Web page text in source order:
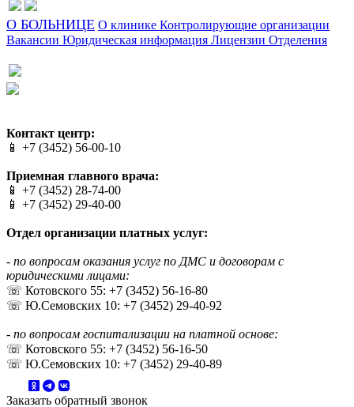
О БОЛЬНИЦЕ О клинике Контролирующие организации
Вакансии Юридическая информация Лицензии Отделения
Контакт центр:
📱 +7 (3452) 56-00-10
Приемная главного врача:
📱 +7 (3452) 28-74-00
📱 +7 (3452) 29-40-00
Отдел организации платных услуг:
- по вопросам оказания услуг по ДМС и договорам с
юридическими лицами:
☏ Котовского 55: +7 (3452) 56-16-80
☏ Ю.Семовских 10: +7 (3452) 29-40-92
- по вопросам госпитализации на платной основе:
☏ Котовского 55: +7 (3452) 56-16-50
☏ Ю.Семовских 10: +7 (3452) 29-40-89
Заказать обратный звонок